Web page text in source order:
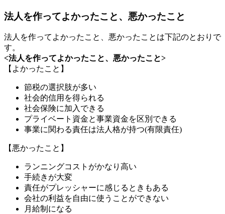
法人を作ってよかったこと、悪かったこと
法人を作ってよかったこと、悪かったことは下記のとおりで
す。
<法人を作ってよかったこと、悪かったこと>
【よかったこと】
節税の選択肢が多い
社会的信用を得られる
社会保険に加入できる
プライベート資金と事業資金を区別できる
事業に関わる責任は法人格が持つ(有限責任)
【悪かったこと】
ランニングコストがかなり高い
手続きが大変
責任がプレッシャーに感じるときもある
会社の利益を自由に使うことができない
月給制になる